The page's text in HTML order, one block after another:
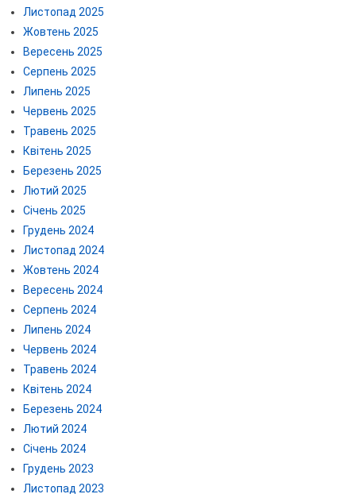
Листопад 2025
Жовтень 2025
Вересень 2025
Серпень 2025
Липень 2025
Червень 2025
Травень 2025
Квітень 2025
Березень 2025
Лютий 2025
Січень 2025
Грудень 2024
Листопад 2024
Жовтень 2024
Вересень 2024
Серпень 2024
Липень 2024
Червень 2024
Травень 2024
Квітень 2024
Березень 2024
Лютий 2024
Січень 2024
Грудень 2023
Листопад 2023